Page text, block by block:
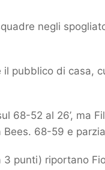
negli
pubblico di casa,
68-52 al 26’, ma
68-59 e
punti) riportano